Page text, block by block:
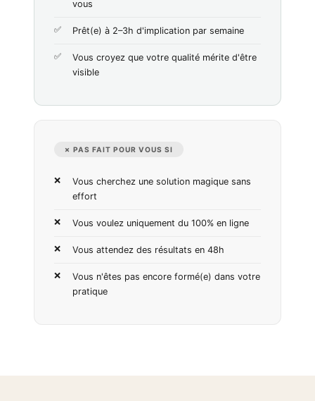
vous
Prêt(e) à 2–3h d'implication par semaine
Vous croyez que votre qualité mérite d'être
visible
✗ PAS FAIT POUR VOUS SI
Vous cherchez une solution magique sans
effort
Vous voulez uniquement du 100% en ligne
Vous attendez des résultats en 48h
Vous n'êtes pas encore formé(e) dans votre
pratique